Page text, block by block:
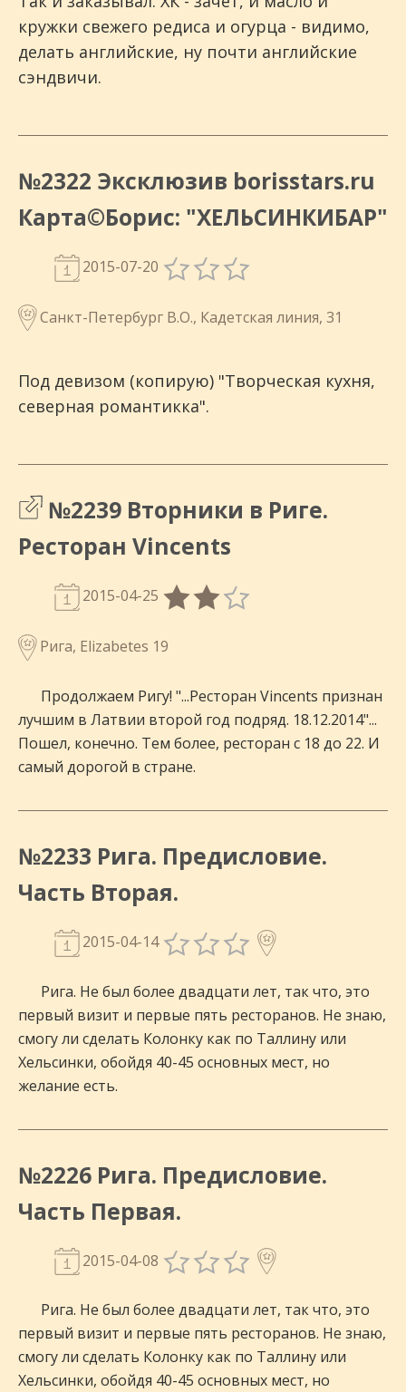
кружки свежего редиса и огурца - видимо,
делать английские, ну почти английские
сэндвичи.
№2322 Эксклюзив borisstars.ru
Карта©Борис: "ХЕЛЬСИНКИБАР"
2015-07-20
Санкт-Петербург В.О., Кадетская линия, 31
Под девизом (копирую) "Творческая кухня,
северная романтикка".
№2239 Вторники в Риге.
Ресторан Vincents
2015-04-25
Рига, Elizabetes 19
Продолжаем Ригу! "...Ресторан Vincents признан
лучшим в Латвии второй год подряд. 18.12.2014"...
Пошел, конечно. Тем более, ресторан с 18 до 22. И
самый дорогой в стране.
№2233 Рига. Предисловие.
Часть Вторая.
2015-04-14
Рига. Не был более двадцати лет, так что, это
первый визит и первые пять ресторанов. Не знаю,
смогу ли сделать Колонку как по Таллину или
Хельсинки, обойдя 40-45 основных мест, но
желание есть.
№2226 Рига. Предисловие.
Часть Первая.
2015-04-08
Рига. Не был более двадцати лет, так что, это
первый визит и первые пять ресторанов. Не знаю,
смогу ли сделать Колонку как по Таллину или
Хельсинки, обойдя 40-45 основных мест, но